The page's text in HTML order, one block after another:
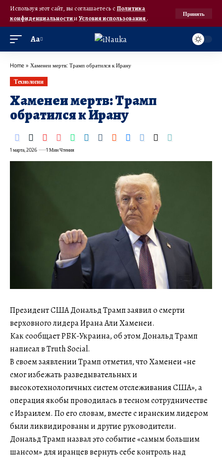
Используя этот сайт, вы соглашаетесь с Политика
конфиденциальностииУсловия использования.
Принять
Аа
Home » Хаменеи мертв: Трамп обратился к Ирану
Технологии
Хаменеи мертв: Трамп
обратился к Ирану
1 марта, 2026 1 Мин Чтения
Президент США Дональд Трамп заявил о смерти
верховного лидера Ирана Али Хаменеи.
Как сообщает РБК-Украина, об этом Дональд Трамп
написал в Truth Social.
В своем заявлении Трамп отметил, что Хаменеи «не
смог избежать разведывательных и
высокотехнологичных систем отслеживания США», а
операция якобы проводилась в тесном сотрудничестве
с Израилем. По его словам, вместе с иранским лидером
были ликвидированы и другие руководители.
Дональд Трамп назвал это событие «самым большим
шансом» для иранцев вернуть себе контроль над